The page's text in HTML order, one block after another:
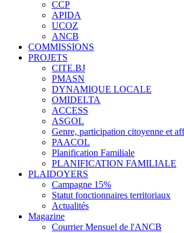
CCP
APIDA
UCOZ
ANCB
COMMISSIONS
PROJETS
CITE.BJ
PMASN
DYNAMIQUE LOCALE
OMIDELTA
ACCESS
ASGOL
Genre, participation citoyenne et
PAACOL
Planification Familiale
PLANIFICATION FAMILIALE
PLAIDOYERS
Campagne 15%
Statut fonctionnaires territoriaux
Actualités
Magazine
Courrier Mensuel de l'ANCB